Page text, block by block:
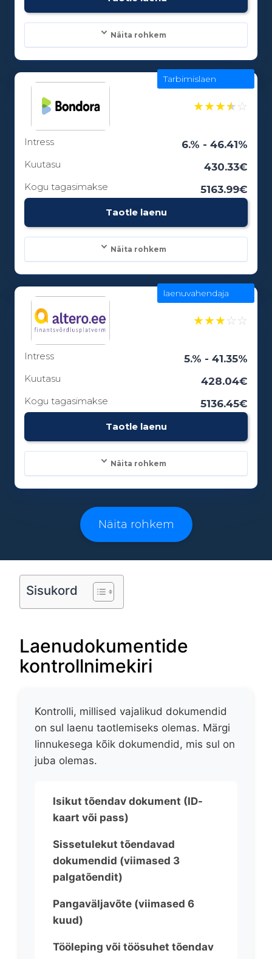
Näita rohkem
Laenuperiood:
★★★★☆
Intress 6.% - 46.41%
Kuutasu 430.33€
Kogu tagasimakse 5163.99€
Taotle laenu
Tarbimislaen
Näita rohkem
100 - 15000€
Laenuperiood:
★★★☆☆
Intress 5.% - 41.35%
Kuutasu 428.04€
Kogu tagasimakse 5136.45€
Taotle laenu
laenuvahendaja
Näita rohkem
Laenusummad:
500 - 25000€
3 - 96 kuud
18
Näita rohkem
Sisukord
Laenudokumentide
kontrollnimekiri
Kontrolli, millised vajalikud dokumendid
on sul laenu taotlemiseks olemas. Märgi
linnukesega kõik dokumendid, mis sul on
juba olemas.
Isikut tõendav dokument (ID-
kaart või pass)
Sissetulekut tõendavad
dokumendid (viimased 3
palgatõendit)
Pangaväljavõte (viimased 6
kuud)
Tööleping või töösuhet tõendav